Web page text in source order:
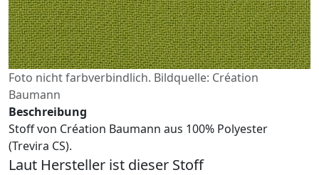
Foto nicht farbverbindlich. Bildquelle: Création
Baumann
Beschreibung
Stoff von Création Baumann aus 100% Polyester
(Trevira CS).
Laut Hersteller ist dieser Stoff